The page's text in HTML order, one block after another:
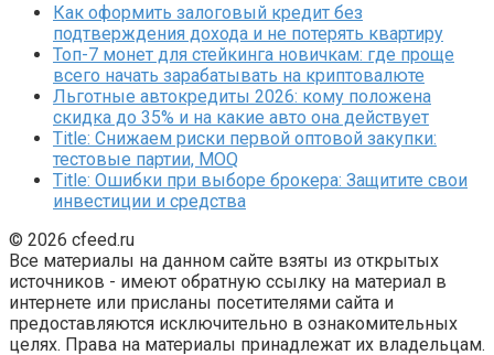
Как оформить залоговый кредит без
подтверждения дохода и не потерять квартиру
Топ-7 монет для стейкинга новичкам: где проще
всего начать зарабатывать на криптовалюте
Льготные автокредиты 2026: кому положена
скидка до 35% и на какие авто она действует
Title: Снижаем риски первой оптовой закупки:
тестовые партии, MOQ
Title: Ошибки при выборе брокера: Защитите свои
инвестиции и средства
© 2026 cfeed.ru
Все материалы на данном сайте взяты из открытых
источников - имеют обратную ссылку на материал в
интернете или присланы посетителями сайта и
предоставляются исключительно в ознакомительных
целях. Права на материалы принадлежат их владельцам.